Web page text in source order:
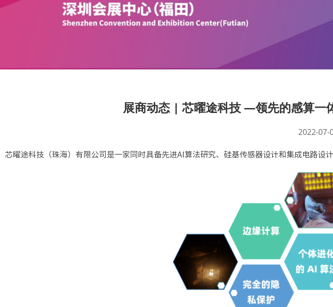
展商动态 | 芯曜途科技 —领先的感算一
2022-07-
芯曜途科技（珠海）有限公司是一家同时具备先进AI算法研究、硅基传感器设计和集成电路设